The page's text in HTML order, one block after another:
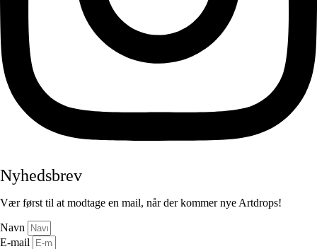
Nyhedsbrev
Vær først til at modtage en mail, når der kommer nye Artdrops!
Navn
E-mail